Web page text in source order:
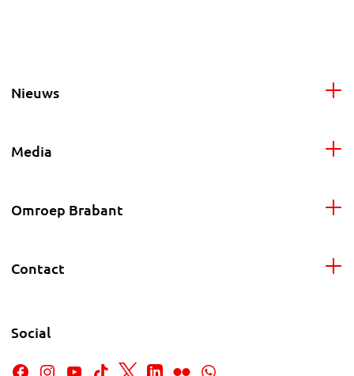
Nieuws
Media
Omroep Brabant
Contact
Social